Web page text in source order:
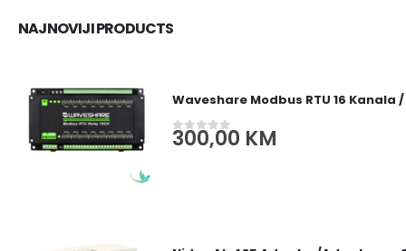
NAJNOVIJI PRODUCTS
Waveshare Modbus RTU 16
0out of 5
300,00 KM